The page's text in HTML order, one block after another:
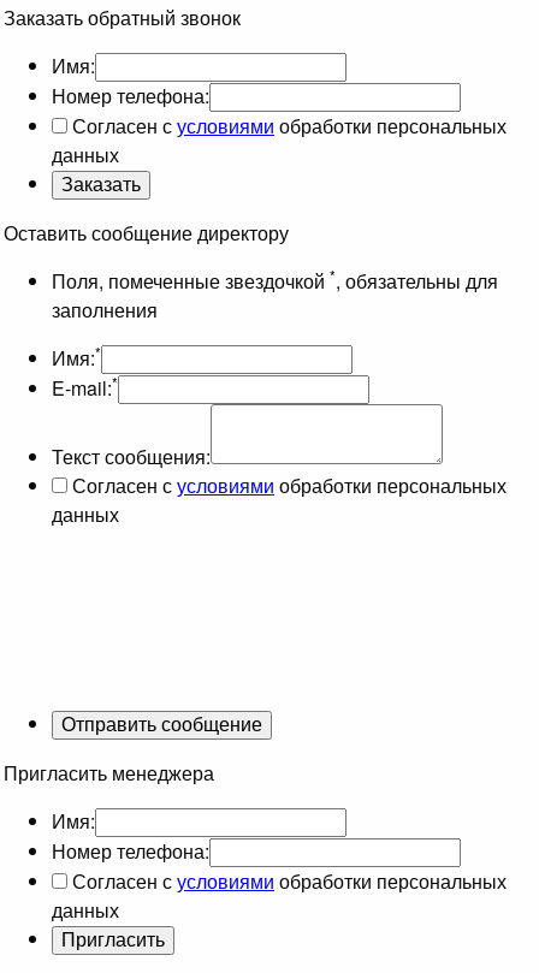
Заказать обратный звонок
Имя:
Номер телефона:
Согласен сусловиями обработки персональных
данных
Оставить сообщение директору
Поля, помеченные звездочкой *, обязательны для
заполнения
Имя:*
E-mail:*
Текст сообщения:
Согласен сусловиями обработки персональных
данных
Пригласить менеджера
Имя:
Номер телефона:
Согласен сусловиями обработки персональных
данных